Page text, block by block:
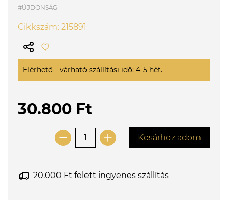
#ÚJDONSÁG
Cikkszám: 215891
Elérhető - várható szállítási idő: 4-5 hét.
30.800 Ft
Kosárhoz adom
20.000 Ft felett ingyenes szállítás